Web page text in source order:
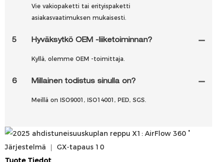
Vie vakiopaketti tai erityispaketti
asiakasvaatimuksen mukaisesti.
5 Hyväksytkö OEM -liiketoiminnan?
Kyllä, olemme OEM -toimittaja.
6 Millainen todistus sinulla on?
Meillä on ISO9001, ISO14001, PED, SGS.